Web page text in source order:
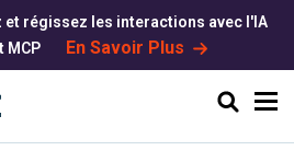
Chercher
régissez les interactions avec l'IA
MCP
En Savoir Plus